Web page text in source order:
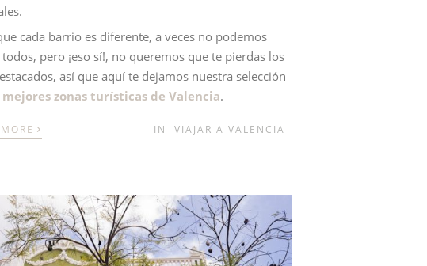
cada barrio es diferente, a veces no podemos
pero ¡eso sí!, no queremos que te pierdas los
así que aquí te dejamos nuestra selección
mejores zonas turísticas de Valencia.
› IN VIAJAR A VALENCIA